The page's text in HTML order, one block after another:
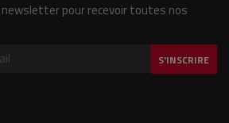
pour recevoir toutes nos
S'INSCRIRE